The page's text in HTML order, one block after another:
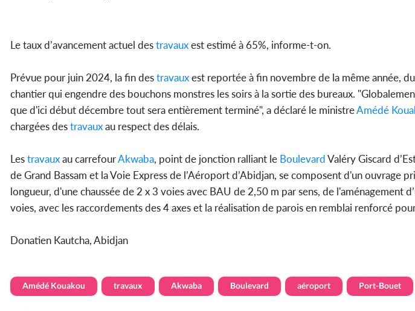
Le taux d’avancement actuel destravauxest estimé à 65%, informe-t-on.
Prévue pour juin 2024, la fin destravauxest reportée à fin novembre de la même année,
chantier qui engendre des bouchons monstres les soirs à la sortie des bureaux.
que d'ici début décembre tout sera entièrement terminé", a déclaré le ministreAmédé
chargées destravauxau respect des délais.
Lestravauxau carrefourAkwaba, point de jonction ralliant le BoulevardValéry Giscard
de Grand Bassam et la Voie Express de l’Aéroport d’Abidjan, se composent d'un ouvrage
longueur, d'une chaussée de 2 x 3 voies avec BAU de 2,50 m par sens, de l'aménagement
voies, avec les raccordements des 4 axes et la réalisation de parois en remblai renforcé
Donatien Kautcha, Abidjan
Amédé Kouakou travaux Akwaba Boulevard aéroport Port-Bouet